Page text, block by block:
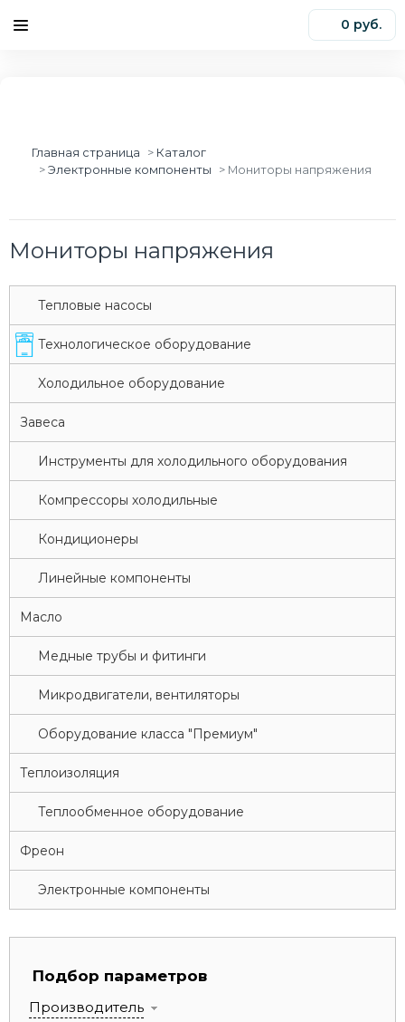
0 руб.
Главная страница
Каталог
Электронные компоненты
Мониторы напряжения
Мониторы напряжения
Tепловые насосы
Tехнологическое оборудование
Xолодильное оборудование
Завеса
Инструменты для холодильного оборудования
Компрессоры холодильные
Кондиционеры
Линейные компоненты
Масло
Медные трубы и фитинги
Микродвигатели, вентиляторы
Оборудование класса "Премиум"
Теплоизоляция
Теплообменное оборудование
Фреон
Электронные компоненты
Подбор параметров
Производитель